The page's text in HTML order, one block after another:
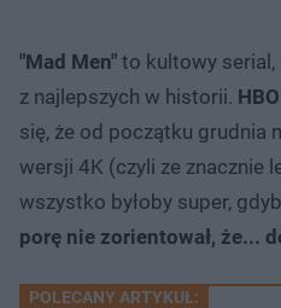
"Mad Men" to kultowy serial,
z najlepszych w historii.
się, że od początku grudnia
wersji 4K (czyli ze znacznie
wszystko byłoby super,
porę nie zorientował, że...
POLECANY ARTYKUŁ: